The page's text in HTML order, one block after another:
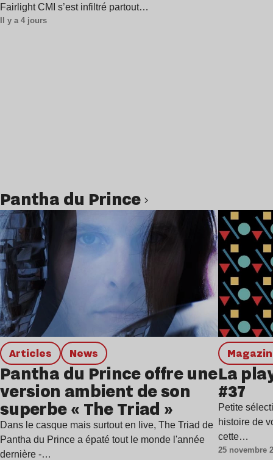
Fairlight CMI s’est infiltré partout…
Il y a 4 jours
Pantha du Prince
Articles news
Pantha du Prince offre une
version ambient de son
superbe « The Triad »
Dans le casque mais surtout en live, The Triad de
Pantha du Prince a épaté tout le monde l'année
dernière -…
La
#37
Petite
histoire de
cette…
25 novembre